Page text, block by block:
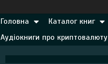
Головна Каталог книг
Аудіокниги про криптовалюту